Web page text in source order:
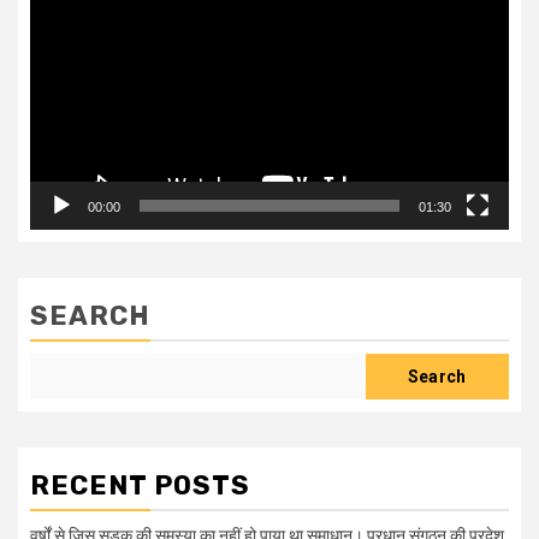
00:00 01:30
SEARCH
Search
RECENT POSTS